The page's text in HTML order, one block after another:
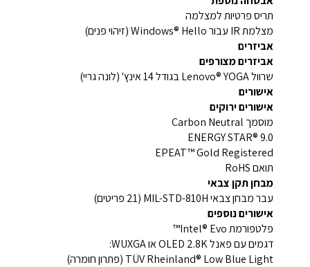
תריס פרטיות למצלמה
מצלמת IR עבור Windows® Hello (זיהוי פנים)
אביזרים
אביזרים מצורפים
שרוול Lenovo® YOGA בגודל 14 אינץ' (לונה גריי)
אישורים
אישורים ירוקים
מוסמך Carbon Neutral
ENERGY STAR® 9.0
EPEAT™ Gold Registered
תואם RoHS
מבחן תקן צבאי
עבר מבחן צבאי MIL-STD-810H (21 פריטים)
אישורים נוספים
פלטפורמת Intel® Evo™
דגמים עם פאנל OLED 2.8K או WUXGA:
TÜV Rheinland® Low Blue Light (פתרון חומרה)